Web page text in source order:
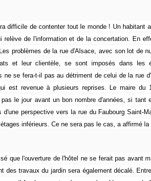
difficile de contenter tout le monde ! Un habitant
relève de l'information et de la concertation. En
problèmes de la rue d'Alsace, avec son lot de
et leur clientèle, se sont imposés dans les
ne se fera-t-il pas au détriment de celui de la rue
est revenue à plusieurs reprises. Le maire du
le jour avant un bon nombre d'années, si tant
perspective vers la rue du Faubourg Saint-
inférieurs. Ce ne sera pas le cas, a affirmé la
que l'ouverture de l'hôtel ne se ferait pas avant
des travaux du jardin sera également décalé.